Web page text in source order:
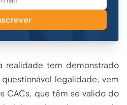
realidade tem demonstrado
legalidade, vem
CACs, que têm se valido do